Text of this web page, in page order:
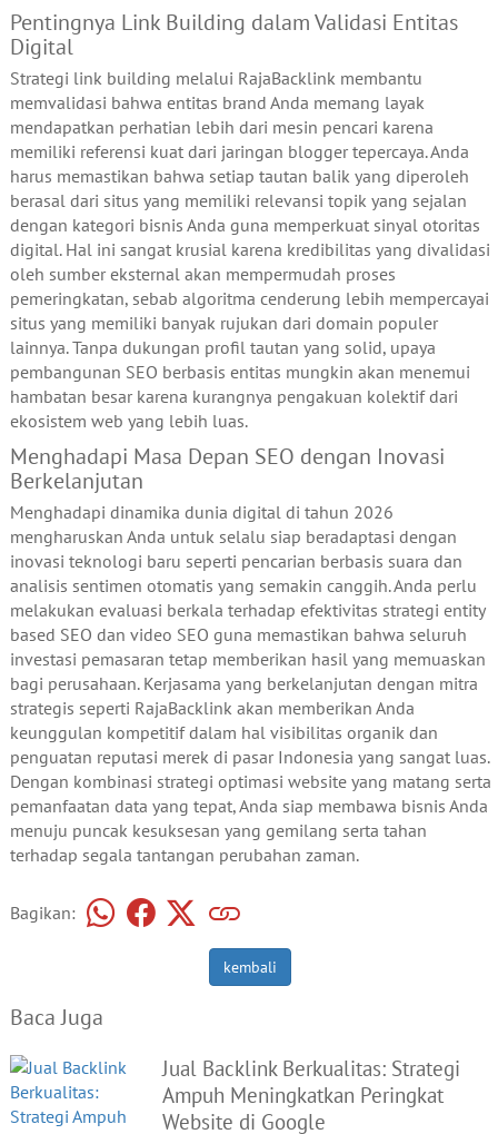
Pentingnya Link Building dalam Validasi Entitas
Digital
Strategi link building melalui RajaBacklink membantu
memvalidasi bahwa entitas brand Anda memang layak
mendapatkan perhatian lebih dari mesin pencari karena
memiliki referensi kuat dari jaringan blogger tepercaya. Anda
harus memastikan bahwa setiap tautan balik yang diperoleh
berasal dari situs yang memiliki relevansi topik yang sejalan
dengan kategori bisnis Anda guna memperkuat sinyal otoritas
digital. Hal ini sangat krusial karena kredibilitas yang divalidasi
oleh sumber eksternal akan mempermudah proses
pemeringkatan, sebab algoritma cenderung lebih mempercayai
situs yang memiliki banyak rujukan dari domain populer
lainnya. Tanpa dukungan profil tautan yang solid, upaya
pembangunan SEO berbasis entitas mungkin akan menemui
hambatan besar karena kurangnya pengakuan kolektif dari
ekosistem web yang lebih luas.
Menghadapi Masa Depan SEO dengan Inovasi
Berkelanjutan
Menghadapi dinamika dunia digital di tahun 2026
mengharuskan Anda untuk selalu siap beradaptasi dengan
inovasi teknologi baru seperti pencarian berbasis suara dan
analisis sentimen otomatis yang semakin canggih. Anda perlu
melakukan evaluasi berkala terhadap efektivitas strategi entity
based SEO dan video SEO guna memastikan bahwa seluruh
investasi pemasaran tetap memberikan hasil yang memuaskan
bagi perusahaan. Kerjasama yang berkelanjutan dengan mitra
strategis seperti RajaBacklink akan memberikan Anda
keunggulan kompetitif dalam hal visibilitas organik dan
penguatan reputasi merek di pasar Indonesia yang sangat luas.
Dengan kombinasi strategi optimasi website yang matang serta
pemanfaatan data yang tepat, Anda siap membawa bisnis Anda
menuju puncak kesuksesan yang gemilang serta tahan
terhadap segala tantangan perubahan zaman.
Bagikan:
kembali
Baca Juga
Jual Backlink Berkualitas: Strategi
Ampuh Meningkatkan Peringkat
Website di Google